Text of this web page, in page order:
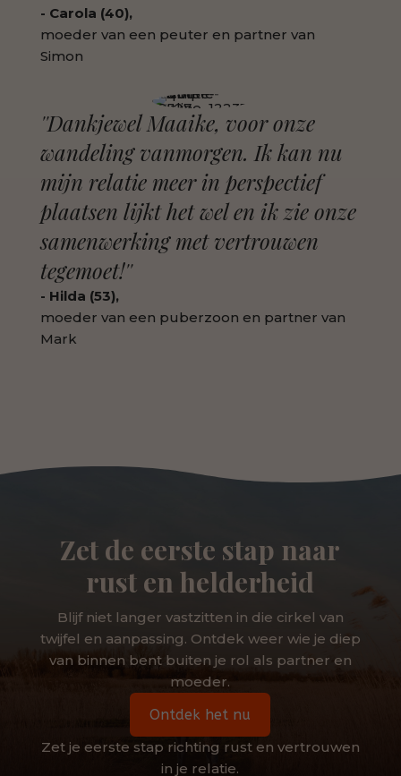
- Carola (40),
moeder van een peuter en partner van
Simon
''Dankjewel Maaike, voor onze
wandeling vanmorgen. Ik kan nu
mijn relatie meer in perspectief
plaatsen lijkt het wel en ik zie onze
samenwerking met vertrouwen
tegemoet!''
- Hilda (53),
moeder van een puberzoon en partner van
Mark
Zet de eerste stap naar
rust en helderheid
Blijf niet langer vastzitten in die cirkel van
twijfel en aanpassing. Ontdek weer wie je diep
van binnen bent buiten je rol als partner en
moeder.
Ontdek het nu
Zet je eerste stap richting rust en vertrouwen
in je relatie.